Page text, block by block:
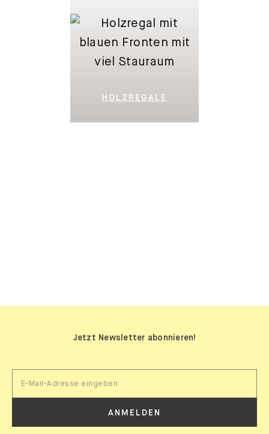
HOLZREGALE
Jetzt Newsletter abonnieren!
ANMELDEN